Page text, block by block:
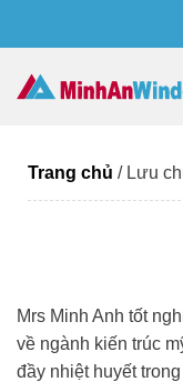
content
Trang chủ / Lưu
Mrs Minh Anh tốt
về ngành kiến trúc
đầy nhiệt huyết